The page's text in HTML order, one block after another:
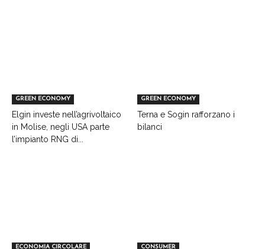
GREEN ECONOMY
Elgin investe nell’agrivoltaico
in Molise, negli USA parte
l’impianto RNG di...
GREEN ECONOMY
Terna e Sogin rafforzano i
bilanci
ECONOMIA CIRCOLARE CONSUMER